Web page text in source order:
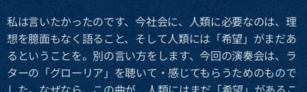
私は言いたかったのです、今社会に、人類に必要なのは、理
想を臆面もなく語ること、そして人類には「希望」がまだあ
るということを。別の言い方をします、今回の演奏会は、ラ
ターの「グローリア」を聴いて・感じてもらうためのもので